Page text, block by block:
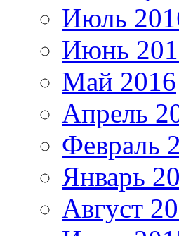
Июль
Июнь
Май 2016
Апрель
Февраль
Январь
Август